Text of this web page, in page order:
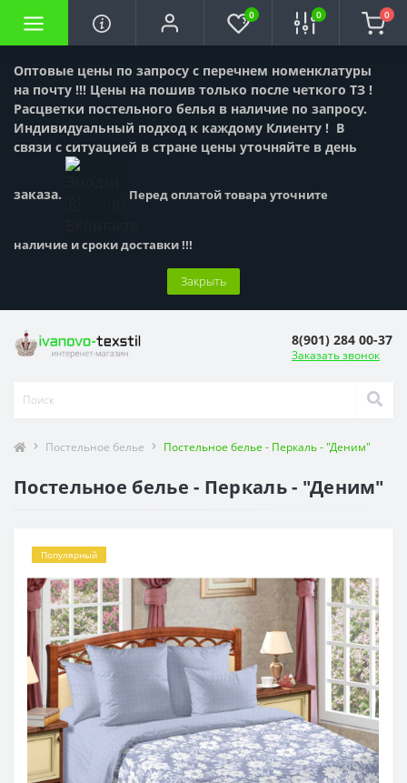
Оптовые цены по запросу с перечнем номенклатуры
на почту !!! Цены на пошив только после четкого ТЗ !
Расцветки постельного белья в наличие по запросу.
Индивидуальный подход к каждому Клиенту ! В
связи с ситуацией в стране цены уточняйте в день
заказа. Перед оплатой товара уточните
наличие и сроки доставки !!!
Закрыть
0 0 0
8(901) 284 00-37
Заказать звонок
Постельное белье Постельное белье - Перкаль - "Деним"
Постельное белье - Перкаль - "Деним"
Популярный